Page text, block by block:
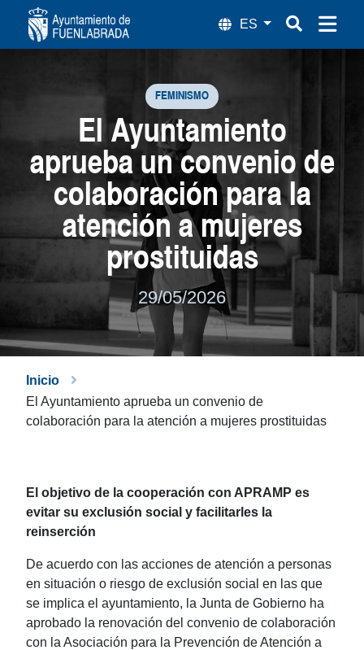
El Ayuntamiento aprueba un convenio
FEMINISMO
El Ayuntamiento
aprueba un convenio de
colaboración para la
atención a mujeres
prostituidas
29/05/2026
Inicio
El Ayuntamiento aprueba un convenio de
colaboración para la atención a mujeres prostituidas
El objetivo de la cooperación con APRAMP es
evitar su exclusión social y facilitarles la
reinserción
De acuerdo con las acciones de atención a personas
en situación o riesgo de exclusión social en las que
se implica el ayuntamiento, la Junta de Gobierno ha
aprobado la renovación del convenio de colaboración
con la Asociación para la Prevención de Atención a